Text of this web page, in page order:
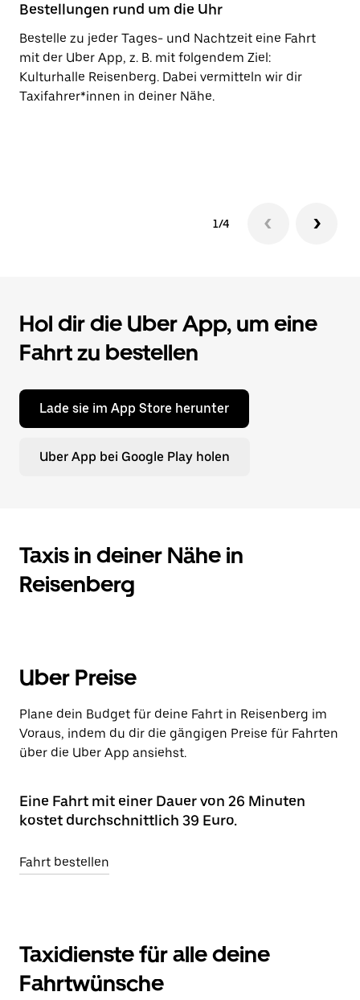
Bestellungen rund um die Uhr
Bestelle zu jeder Tages- und Nachtzeit eine Fahrt
mit der Uber App, z. B. mit folgendem Ziel:
Kulturhalle Reisenberg. Dabei vermitteln wir dir
Taxifahrer*innen in deiner Nähe.
1/4
Hol dir die Uber App, um eine
Fahrt zu bestellen
Lade sie im App Store herunter
Uber App bei Google Play holen
Taxis in deiner Nähe in
Reisenberg
Uber Preise
Plane dein Budget für deine Fahrt in Reisenberg im
Voraus, indem du dir die gängigen Preise für Fahrten
über die Uber App ansiehst.
Eine Fahrt mit einer Dauer von 26 Minuten
kostet durchschnittlich 39 Euro.
Fahrt bestellen
Taxidienste für alle deine
Fahrtwünsche